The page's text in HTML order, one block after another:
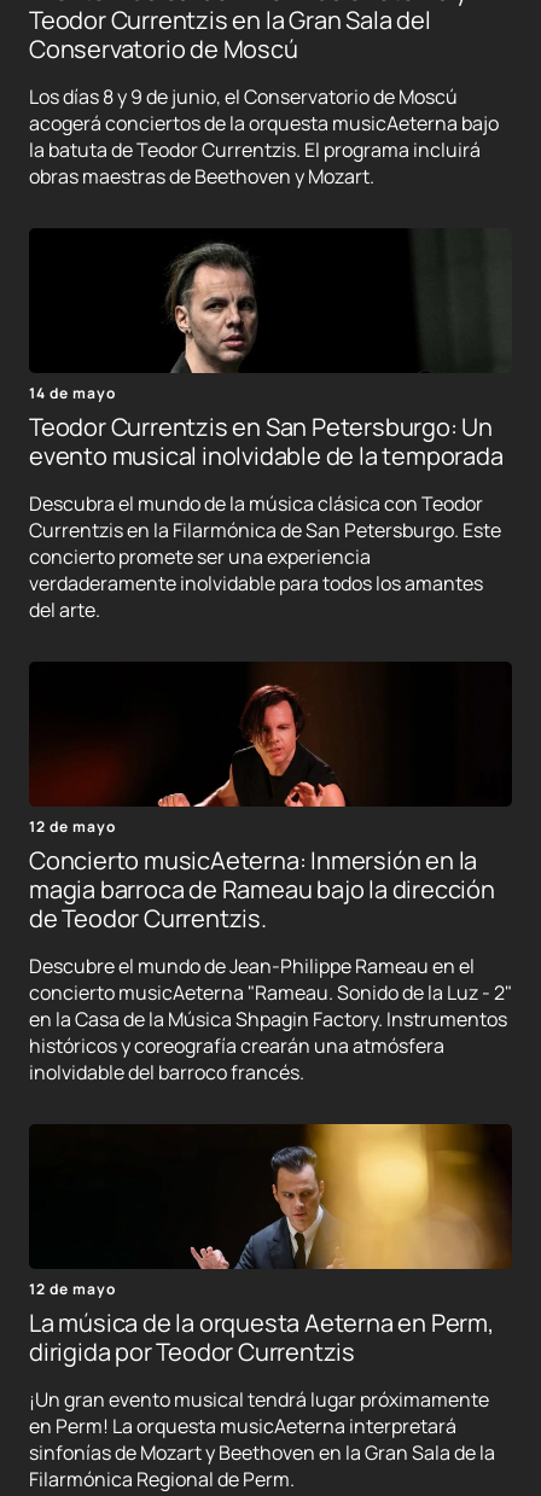
Teodor Currentzis en la Gran Sala del
Conservatorio de Moscú
Los días 8 y 9 de junio, el Conservatorio de Moscú
acogerá conciertos de la orquesta musicAeterna bajo
la batuta de Teodor Currentzis. El programa incluirá
obras maestras de Beethoven y Mozart.
14 de mayo
Teodor Currentzis en San Petersburgo: Un
evento musical inolvidable de la temporada
Descubra el mundo de la música clásica con Teodor
Currentzis en la Filarmónica de San Petersburgo. Este
concierto promete ser una experiencia
verdaderamente inolvidable para todos los amantes
del arte.
12 de mayo
Concierto musicAeterna: Inmersión en la
magia barroca de Rameau bajo la dirección
de Teodor Currentzis.
Descubre el mundo de Jean-Philippe Rameau en el
concierto musicAeterna "Rameau. Sonido de la Luz - 2"
en la Casa de la Música Shpagin Factory. Instrumentos
históricos y coreografía crearán una atmósfera
inolvidable del barroco francés.
12 de mayo
La música de la orquesta Aeterna en Perm,
dirigida por Teodor Currentzis
¡Un gran evento musical tendrá lugar próximamente
en Perm! La orquesta musicAeterna interpretará
sinfonías de Mozart y Beethoven en la Gran Sala de la
Filarmónica Regional de Perm.